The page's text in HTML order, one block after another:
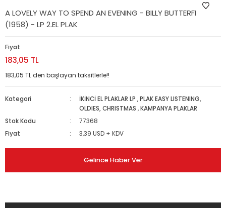
A LOVELY WAY TO SPEND AN EVENING - BILLY BUTTERFIELD
(1958) - LP 2.EL PLAK
Fiyat
183,05 TL
183,05 TL den başlayan taksitlerle!!
Kategori İKİNCİ EL PLAKLAR LP ,PLAK EASY LISTENING,
OLDIES, CHRISTMAS ,KAMPANYA PLAKLAR
Stok Kodu
77368
Fiyat
3,39 USD + KDV
Gelince Haber Ver